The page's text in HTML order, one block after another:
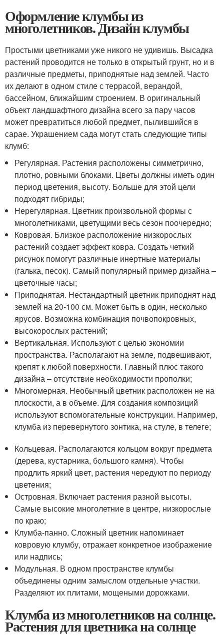
Оформление клумбы из
многолетников. Дизайн клумбы
Простыми цветниками уже никого не удивишь. Высадка
растений проводится не только в открытый грунт, но и в
различные предметы, приподнятые над землей. Часто
их делают в одном стиле с террасой, верандой,
бассейном, ближайшим строением. В оригинальный
объект ландшафтного дизайна всего за пару часов
может превратиться любой предмет, пылившийся в
сарае. Украшением сада могут стать следующие типы
клумб:
Регулярная. Растения расположены симметрично,
плотно, ровными блоками. Цветы должны иметь один
период цветения, высоту. Больше для этой цели
подходят гибриды;
Нерегулярная. Цветник произвольной формы с
многолетниками, цветущими весь сезон поочередно;
Ковровая. Близкое расположение низкорослых
растений создает эффект ковра. Создать четкий
рисунок помогут различные инертные материалы
(галька, песок). Самый популярный пример дизайна –
цветочные часы;
Приподнятая. Нестандартный цветник приподнят над
землей на 20-100 см. Может быть в один, несколько
ярусов. Возможна комбинация почвопокровных,
высокорослых растений;
Вертикальная. Используют с целью экономии
пространства. Располагают на земле, подвешивают,
крепят к любой поверхности. Главный плюс такого
дизайна – отсутствие необходимости прополки;
Многомерная. Необычный цветник расположен не на
плоскости, а в объеме. Для создания композиций
используют вспомогательные конструкции. Например,
клумба из перевернутого зонтика, на стуле, в телеге;
Кольцевая. Располагаются кольцом вокруг предмета
(дерева, кустарника, большого камня). Чтобы
продлить яркий цвет, растения чередуют по периоду
цветения;
Островная. Включает растения разной высоты.
Самые высокие многолетние в центре, низкорослые
по краю;
Клумба-панно. Сложный цветник напоминает
ковровую клумбу, отражает конкретное изображение
или надпись;
Модульная. В одном пространстве клумбы
объединены одним замыслом отдельные участки.
Разделяют их плитами, мощеными дорожками.
Клумба из многолетников на солнце.
Растения для цветника на солнце